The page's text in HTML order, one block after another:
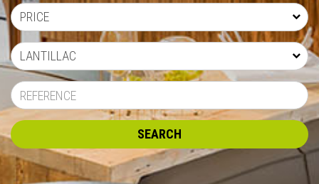
PRICE
LANTILLAC
SEARCH